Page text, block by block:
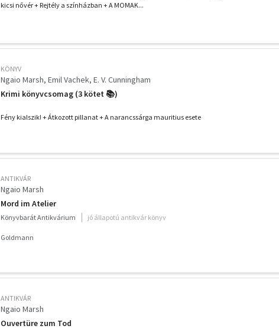
kicsi nővér + Rejtély a színházban + A MOMAK...
KÖNYV
Ngaio Marsh Emil Vachek E. V. Cunningham
Krimi könyvcsomag (3 kötet 📚)
Fény kialszik! + Átkozott pillanat + A narancssárga mauritius esete
ANTIKVÁR
Ngaio Marsh
Mord im Atelier
Könyvbarát Antikvárium jó állapotú antikvár könyv
Goldmann
ANTIKVÁR
Ngaio Marsh
Ouvertüre zum Tod